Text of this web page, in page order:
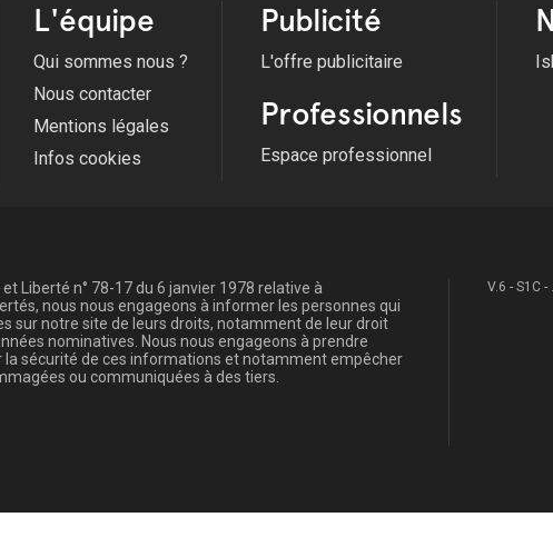
L'équipe
Qui sommes nous ?
Nous contacter
Mentions légales
Infos cookies
Publicité
L'offre publicitaire
Professionnels
Espace professionnel
Liberté n° 78-17 du 6 janvier 1978 relative à
nous nous engageons à informer les personnes qui
sur notre site de leurs droits, notamment de leur droit
nominatives. Nous nous engageons à prendre
sécurité de ces informations et notamment empêcher
ou communiquées à des tiers.
V.6 - S1C